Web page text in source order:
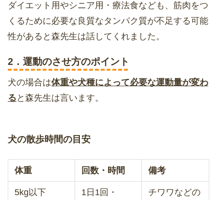
ダイエット用やシニア用・療法食なども、筋肉をつ
くるために必要な良質なタンパク質が不足する可能
性があると森先生は話してくれました。
2．運動のさせ方のポイント
犬の場合は体重や犬種によって必要な運動量が変わ
る と森先生は言います。
犬の散歩時間の目安
体重 回数・時間 備考
5kg以下
1日1回・
チワワなどの